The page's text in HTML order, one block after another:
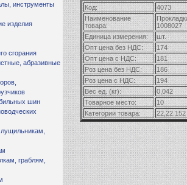
инструменты
изделия
сгорания
абразивные
шин
граблям,
Код:
4073
Наименование
товара:
1008027
Единица измерения:
шт.
Опт цена без НДС:
174
Опт цена с НДС:
181
Роз цена без НДС:
186
Роз цена с НДС:
194
Вес ед. (кг):
0,042
Товарное место:
10
Категории товара:
22,22.152